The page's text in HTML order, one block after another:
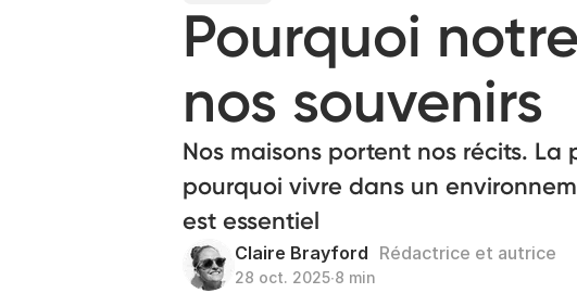
Pourquoi
nos souvenirs
Nos maisons portent nos récits. La
pourquoi vivre dans un
est essentiel
Claire Brayford Rédactrice et autrice
28 oct. 2025∙8 min